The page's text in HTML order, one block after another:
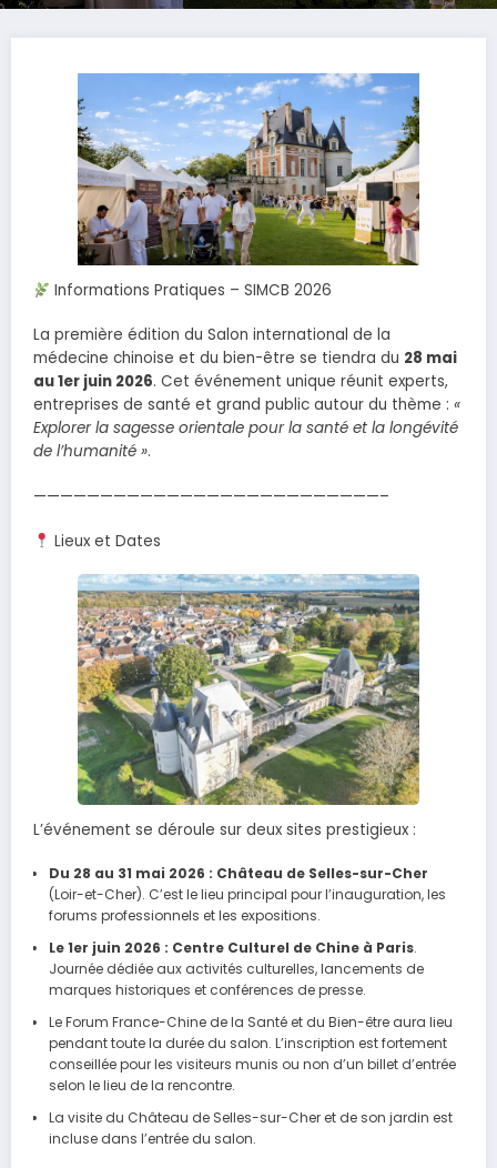
Informations Pratiques – SIMCB 2026
La première édition du Salon international de la
médecine chinoise et du bien-être se tiendra du 28 mai
au 1er juin 2026. Cet événement unique réunit experts,
entreprises de santé et grand public autour du thème : «
Explorer la sagesse orientale pour la santé et la longévité
de l’humanité ».
——————————————————————————–
Lieux et Dates
L’événement se déroule sur deux sites prestigieux :
Du 28 au 31 mai 2026 : Château de Selles-sur-Cher
(Loir-et-Cher). C’est le lieu principal pour l’inauguration, les
forums professionnels et les expositions.
Le 1er juin 2026 : Centre Culturel de Chine à Paris.
Journée dédiée aux activités culturelles, lancements de
marques historiques et conférences de presse.
Le Forum France-Chine de la Santé et du Bien-être aura lieu
pendant toute la durée du salon. L’inscription est fortement
conseillée pour les visiteurs munis ou non d’un billet d’entrée
selon le lieu de la rencontre.
La visite du Château de Selles-sur-Cher et de son jardin est
incluse dans l’entrée du salon.